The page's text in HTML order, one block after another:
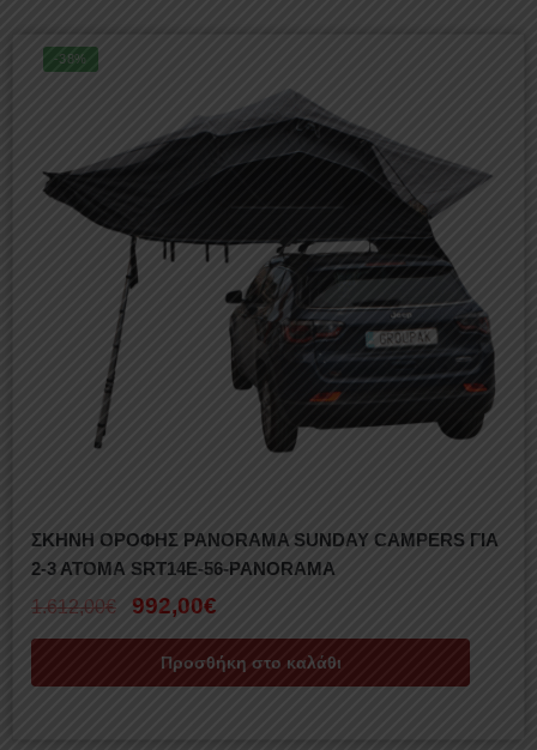
-38%
ΣΚΗΝΗ ΟΡΟΦΗΣ PANORAMA SUNDAY CAMPERS ΓΙΑ
2-3 ΑΤΟΜΑ SRT14E-56-PANORAMA
1.612,00€ 992,00€
Προσθήκη στο καλάθι